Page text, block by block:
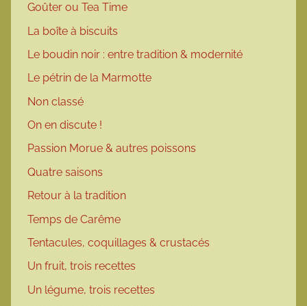
Goûter ou Tea Time
La boîte à biscuits
Le boudin noir : entre tradition & modernité
Le pétrin de la Marmotte
Non classé
On en discute !
Passion Morue & autres poissons
Quatre saisons
Retour à la tradition
Temps de Carême
Tentacules, coquillages & crustacés
Un fruit, trois recettes
Un légume, trois recettes